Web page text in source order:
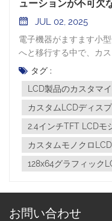
ューションが不可欠
JUL 02, 2025
電子機器がますます小
へと移行する中で、カ
ど高まっています。そ
の主要なインターフェ
ーマンスとアイデンテ
を果たします。
マイズ 産業オートメー
レクトロニクス、スマ
に対応しています。お
ズの両方を満たす、最
つけるお手伝いをする
合、妥協が必要になり
タグ :
LCD製品のカスタマ
カスタムLCDディス
2.4インチTFT LCDモ
カスタムモノクロ
128x64グラフィック
お問い合わせ